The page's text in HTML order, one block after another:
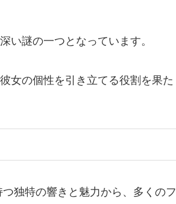
い謎の一つとなっています。
女の個性を引き立てる役割を果た
独特の響きと魅力から、多くのフ